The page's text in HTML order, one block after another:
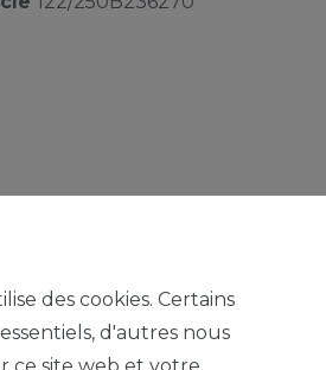
des cookies. Certains
d'autres nous